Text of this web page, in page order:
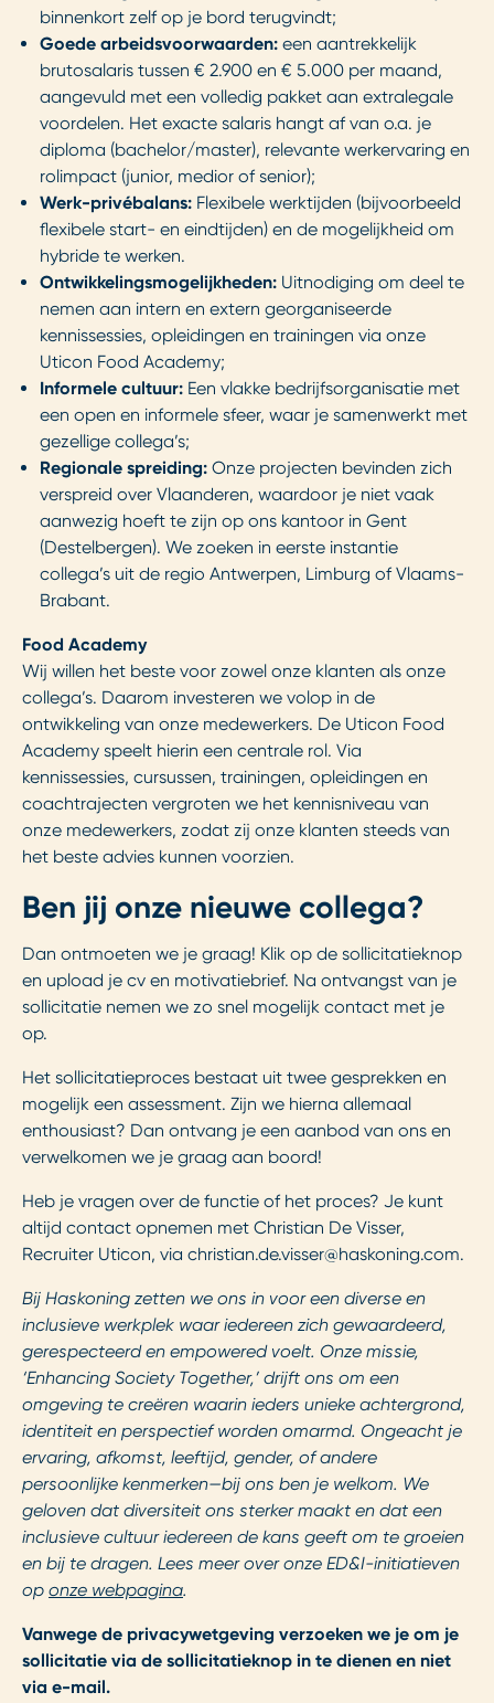
binnenkort zelf op je bord terugvindt;
Goede arbeidsvoorwaarden: een aantrekkelijk
brutosalaris tussen € 2.900 en € 5.000 per maand,
aangevuld met een volledig pakket aan extralegale
voordelen. Het exacte salaris hangt af van o.a. je
diploma (bachelor/master), relevante werkervaring en
rolimpact (junior, medior of senior);
Werk-privébalans: Flexibele werktijden (bijvoorbeeld
flexibele start- en eindtijden) en de mogelijkheid om
hybride te werken.
Ontwikkelingsmogelijkheden: Uitnodiging om deel te
nemen aan intern en extern georganiseerde
kennissessies, opleidingen en trainingen via onze
Uticon Food Academy;
Informele cultuur: Een vlakke bedrijfsorganisatie met
een open en informele sfeer, waar je samenwerkt met
gezellige collega’s;
Regionale spreiding: Onze projecten bevinden zich
verspreid over Vlaanderen, waardoor je niet vaak
aanwezig hoeft te zijn op ons kantoor in Gent
(Destelbergen). We zoeken in eerste instantie
collega’s uit de regio Antwerpen, Limburg of Vlaams-
Brabant.
Food Academy
Wij willen het beste voor zowel onze klanten als onze
collega’s. Daarom investeren we volop in de
ontwikkeling van onze medewerkers. De Uticon Food
Academy speelt hierin een centrale rol. Via
kennissessies, cursussen, trainingen, opleidingen en
coachtrajecten vergroten we het kennisniveau van
onze medewerkers, zodat zij onze klanten steeds van
het beste advies kunnen voorzien.
Ben jij onze nieuwe collega?
Dan ontmoeten we je graag! Klik op de sollicitatieknop
en upload je cv en motivatiebrief. Na ontvangst van je
sollicitatie nemen we zo snel mogelijk contact met je
op.
Het sollicitatieproces bestaat uit twee gesprekken en
mogelijk een assessment. Zijn we hierna allemaal
enthousiast? Dan ontvang je een aanbod van ons en
verwelkomen we je graag aan boord!
Heb je vragen over de functie of het proces? Je kunt
altijd contact opnemen met Christian De Visser,
Recruiter Uticon, via christian.de.visser@haskoning.com.
Bij Haskoning zetten we ons in voor een diverse en
inclusieve werkplek waar iedereen zich gewaardeerd,
gerespecteerd en empowered voelt. Onze missie,
‘Enhancing Society Together,’ drijft ons om een
omgeving te creëren waarin ieders unieke achtergrond,
identiteit en perspectief worden omarmd. Ongeacht je
ervaring, afkomst, leeftijd, gender, of andere
persoonlijke kenmerken—bij ons ben je welkom. We
geloven dat diversiteit ons sterker maakt en dat een
inclusieve cultuur iedereen de kans geeft om te groeien
en bij te dragen. Lees meer over onze ED&I-initiatieven
op onze webpagina.
Vanwege de privacywetgeving verzoeken we je om je
sollicitatie via de sollicitatieknop in te dienen en niet
via e-mail.